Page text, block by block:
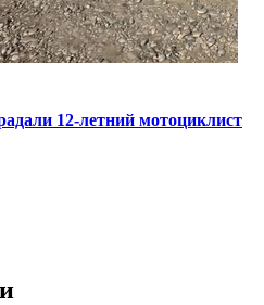
12-летний мотоциклист